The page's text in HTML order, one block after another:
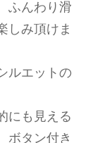
ふんわり滑
しみ頂けま
ルエットの
にも見える
ボタン付き